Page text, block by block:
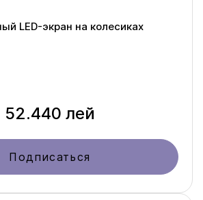
LED-экран на колесиках
52.440 лей
Подписаться